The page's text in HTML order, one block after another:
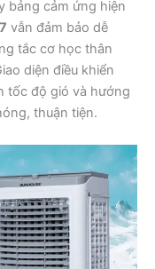
bảng cảm ứng hiện
vẫn đảm bảo dễ
tắc cơ học thân
diện điều khiển
tốc độ gió và hướng
thuận tiện.